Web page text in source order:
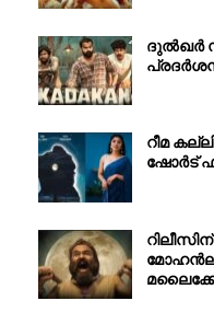
ദുൽഖർ
റീമ
ഷോർട്